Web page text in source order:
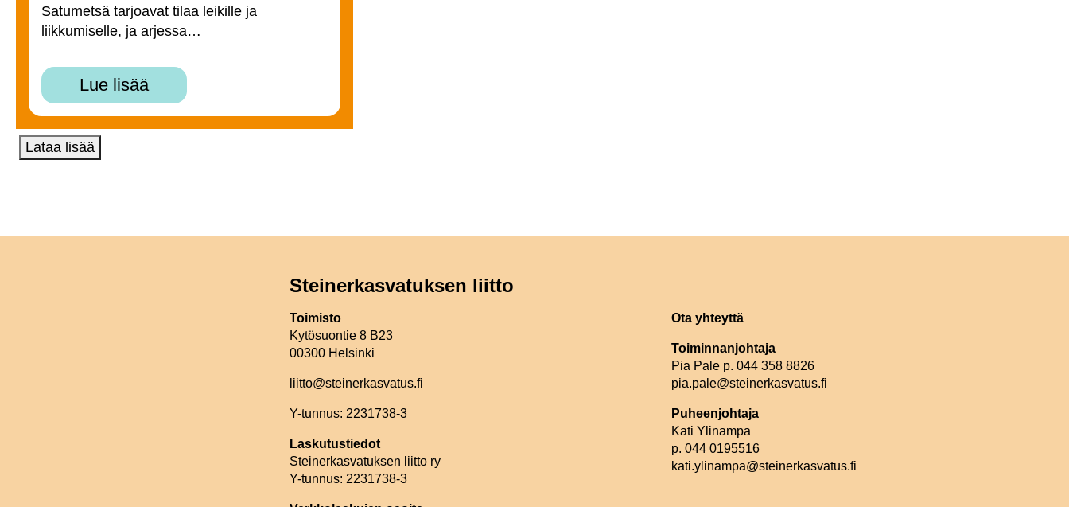
Satumetsä tarjoavat tilaa leikille ja
liikkumiselle, ja arjessa…
Lue lisää
Lataa lisää
Steinerkasvatuksen liitto
Toimisto
Kytösuontie 8 B23
00300 Helsinki
liitto@steinerkasvatus.fi
Y-tunnus: 2231738-3
Laskutustiedot
Steinerkasvatuksen liitto ry
Y-tunnus: 2231738-3
Ota yhteyttä
Toiminnanjohtaja
Pia Pale p. 044 358 8826
pia.pale@steinerkasvatus.fi
Puheenjohtaja
Kati Ylinampa
p. 044 0195516
kati.ylinampa@steinerkasvatus.fi